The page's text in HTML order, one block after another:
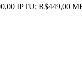
IPTU: R$449,00